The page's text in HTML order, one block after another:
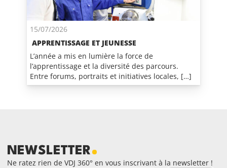
15/07/2026
APPRENTISSAGE ET JEUNESSE
L’année a mis en lumière la force de
l’apprentissage et la diversité des parcours.
Entre forums, portraits et initiatives locales, […]
NEWSLETTER
Ne ratez rien de VDJ 360° en vous inscrivant à la newsletter !